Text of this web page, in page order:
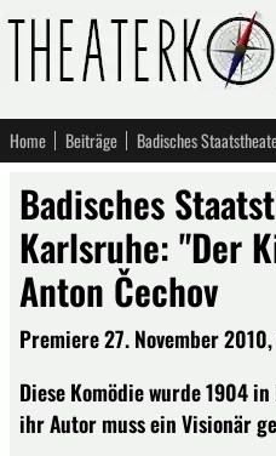
Home Beiträge
Badisches
Karlsruhe: "Der
Anton Čechov
Premiere 27. November
Diese Komödie wurde 1904
ihr Autor muss ein Visionär